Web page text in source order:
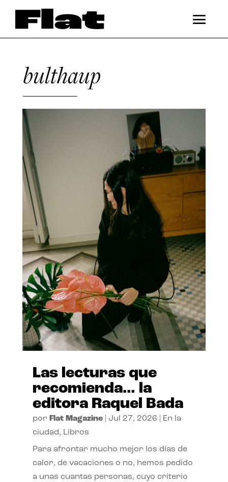
bulthaup
Las lecturas que
recomienda… la
editora Raquel Bada
por Flat Magazine| Jul 27, 2026
En la
ciudad, Libros
Para afrontar mucho mejor los días de
calor, de vacaciones o no, hemos pedido
a unas cuantas personas, cuyo criterio